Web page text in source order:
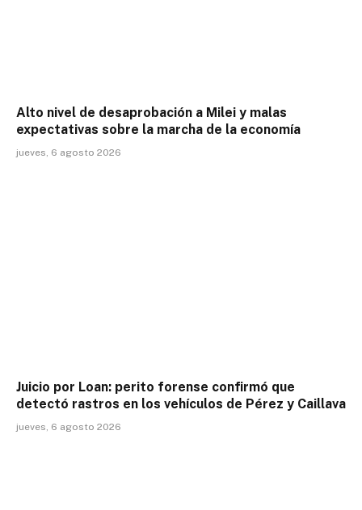
Alto nivel de desaprobación a Milei y malas
expectativas sobre la marcha de la economía
jueves, 6 agosto 2026
Juicio por Loan: perito forense confirmó que
detectó rastros en los vehículos de Pérez y Caillava
jueves, 6 agosto 2026